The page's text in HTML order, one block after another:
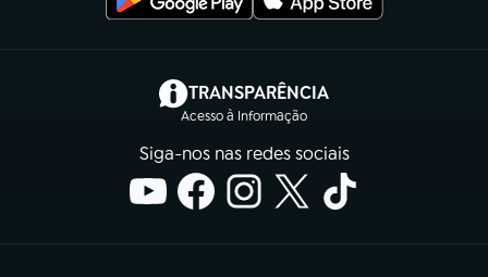
TRANSPARÊNCIA
Acesso à Informação
(abre em nova aba)
Siga-nos nas redes sociais